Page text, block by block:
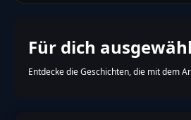
Für dich
Entdecke die Geschichten, die mit dem